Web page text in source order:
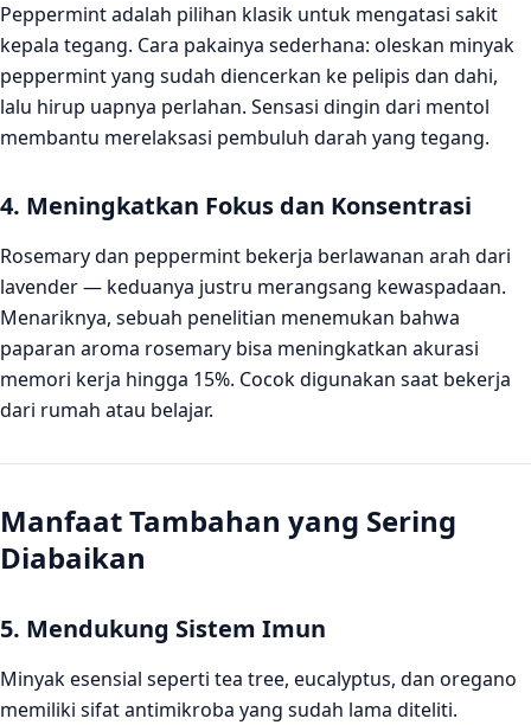
Peppermint adalah pilihan klasik untuk mengatasi sakit
kepala tegang. Cara pakainya sederhana: oleskan minyak
peppermint yang sudah diencerkan ke pelipis dan dahi,
lalu hirup uapnya perlahan. Sensasi dingin dari mentol
membantu merelaksasi pembuluh darah yang tegang.
4. Meningkatkan Fokus dan Konsentrasi
Rosemary dan peppermint bekerja berlawanan arah dari
lavender — keduanya justru merangsang kewaspadaan.
Menariknya, sebuah penelitian menemukan bahwa
paparan aroma rosemary bisa meningkatkan akurasi
memori kerja hingga 15%. Cocok digunakan saat bekerja
dari rumah atau belajar.
Manfaat Tambahan yang Sering
Diabaikan
5. Mendukung Sistem Imun
Minyak esensial seperti tea tree, eucalyptus, dan oregano
memiliki sifat antimikroba yang sudah lama diteliti.